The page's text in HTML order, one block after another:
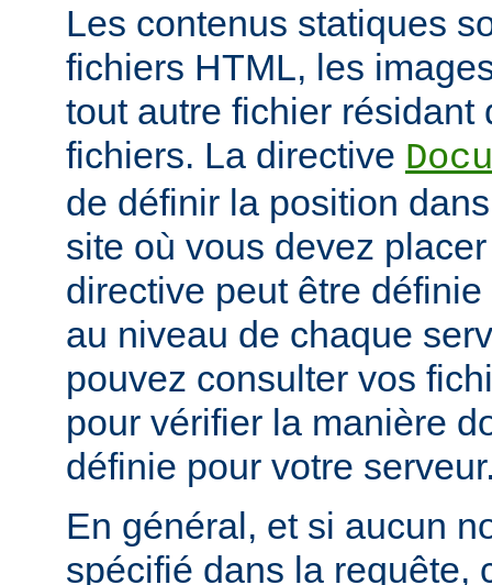
Les contenus statiques
fichiers HTML, les
tout autre fichier résidant
fichiers. La directive
de définir la position
site où vous devez
directive peut être
au niveau de chaque
pouvez consulter vos
pour vérifier la manière
définie pour votre
En général, et si aucun
spécifié dans la requête,